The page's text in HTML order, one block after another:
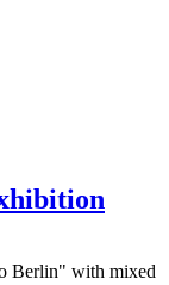
Berlin" with mixed